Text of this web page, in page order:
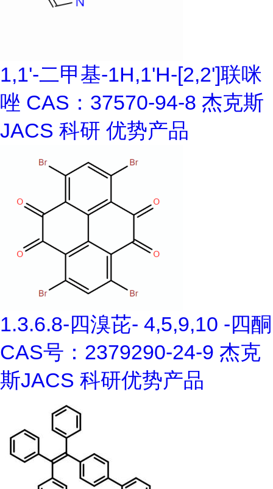
1,1'-二甲基-1H,1'H-[2,2']联咪
唑 CAS：37570-94-8 杰克斯
JACS 科研 优势产品
1.3.6.8-四溴芘- 4,5,9,10 -四酮
CAS号：2379290-24-9 杰克
斯JACS 科研优势产品